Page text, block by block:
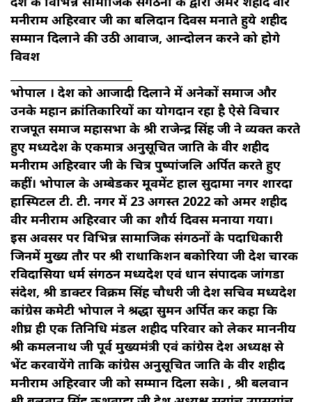
मनीराम अहिरवार जी का बलिदान दिवस मनाते हुये शहीद
सम्मान दिलाने की उठी आवाज, आन्दोलन करने को होगे
विवश
भोपाल । देश को आजादी दिलाने में अनेकों समाज और
उनके महान क्रांतिकारियों का योगदान रहा है ऐसे विचार
राजपूत समाज महासभा के श्री राजेन्द्र सिंह जी ने व्यक्त करते
हुए मध्यप्रदेश के एकमात्र अनुसूचित जाति के वीर शहीद
मनीराम अहिरवार जी के चित्र पुष्पांजलि अर्पित करते हुए
कहीं। भोपाल के अम्बेडकर मूवमेंट हाल सुदामा नगर शारदा
हास्पिटल टी. टी. नगर में 23 अगस्त 2022 को अमर शहीद
वीर मनीराम अहिरवार जी का शौर्य दिवस मनाया गया।
इस अवसर पर विभिन्न सामाजिक संगठनों के पदाधिकारी
जिनमें मुख्य तौर पर श्री राधाकिशन बकोरिया जी प्रदेश प्रचारक
रविदासिया धर्म संगठन मध्यप्रदेश एवं प्रधान संपादक जांगडा
संदेश, श्री डाक्टर विक्रम सिंह चौधरी जी प्रदेश सचिव मध्यप्रदेश
कांग्रेस कमेटी भोपाल ने श्रद्धा सुमन अर्पित कर कहा कि
शीघ्र ही एक प्रतिनिधि मंडल शहीद परिवार को लेकर माननीय
श्री कमलनाथ जी पूर्व मुख्यमंत्री एवं कांग्रेस प्रदेश अध्यक्ष से
भेंट करवायेंगे ताकि कांग्रेस अनुसूचित जाति के वीर शहीद
मनीराम अहिरवार जी को सम्मान दिला सके। , श्री बलवान